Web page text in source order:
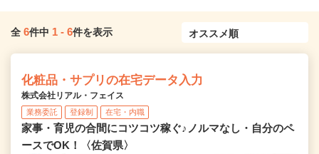
全 6件中 1 - 6件を表示
化粧品・サプリの在宅データ入力
株式会社リアル・フェイス
業務委託 登録制 在宅・内職
家事・育児の合間にコツコツ稼ぐ♪ノルマなし・自分のペ
ースでOK！〈佐賀県〉